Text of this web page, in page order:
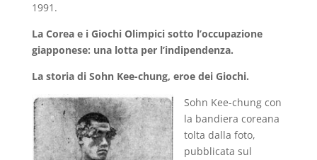
1991.
La Corea e i Giochi Olimpici sotto l’occupazione
giapponese: una lotta per l’indipendenza.
La storia di Sohn Kee-chung, eroe dei Giochi.
Sohn Kee-chung con
la bandiera coreana
tolta dalla foto,
pubblicata sul